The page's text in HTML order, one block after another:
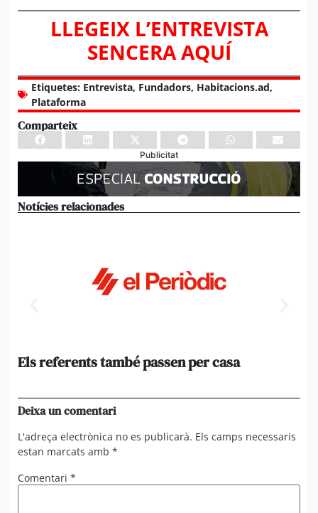
LLEGEIX L’ENTREVISTA
SENCERA AQUÍ
Etiquetes: Entrevista, Fundadors, Habitacions.ad,
Plataforma
Comparteix
Publicitat
Notícies relacionades
Els referents també passen per casa
Deixa un comentari
L'adreça electrònica no es publicarà. Els camps necessaris
estan marcats amb *
Comentari *